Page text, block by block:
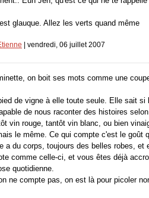
glauque. Allez les verts quand même
| vendredi, 06 juillet 2007
on boit ses mots comme une
de vigne à elle toute seule. Elle sait si
de nous raconter des histoires
vin rouge, tantôt vin blanc, ou bien
le même. Ce qui compte c'est le goût
a du corps, toujours des belles robes, et
comme celle-ci, et vous êtes déjà
quotidienne.
ne compte pas, on est là pour picoler